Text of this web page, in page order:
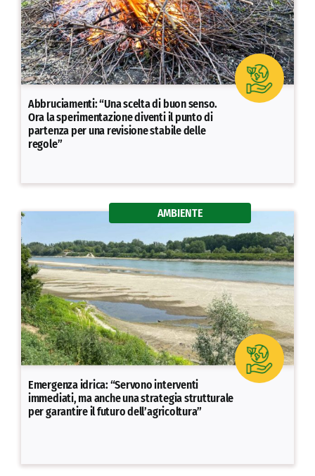
Abbruciamenti: “Una scelta di buon senso.
Ora la sperimentazione diventi il punto di
partenza per una revisione stabile delle
regole”
Emergenza idrica: “Servono interventi
immediati, ma anche una strategia strutturale
per garantire il futuro dell’agricoltura”
AMBIENTE